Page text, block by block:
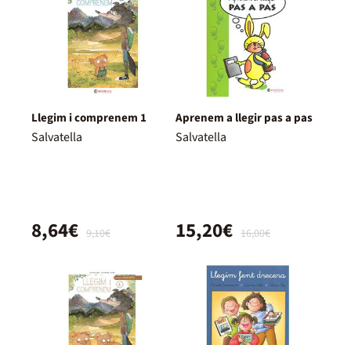
Llegim i comprenem 1
Salvatella
9,10€
8,64€
Aprenem a llegir pas a pas
Salvatella
16,00€
15,20€